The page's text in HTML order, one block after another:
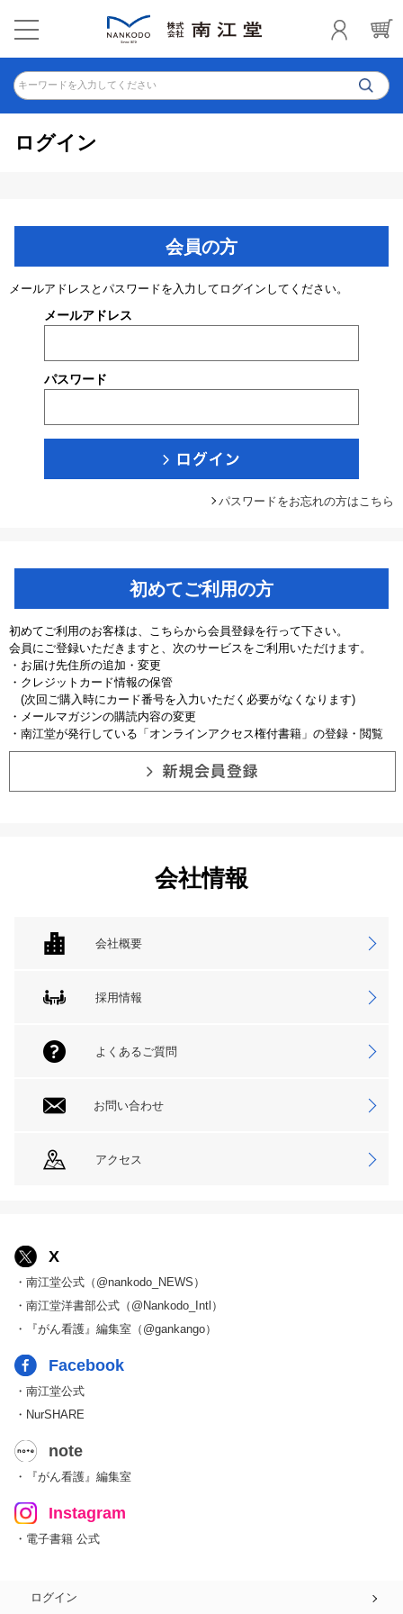
キーワードを入力してください
ログイン
会員の方
メールアドレスとパスワードを入力してログインしてください。
メールアドレス
パスワード
パスワードをお忘れの方はこちら
初めてご利用の方
初めてご利用のお客様は、こちらから会員登録を行って下さい。
会員にご登録いただきますと、次のサービスをご利用いただけます。
・お届け先住所の追加・変更
・クレジットカード情報の保管
(次回ご購入時にカード番号を入力いただく必要がなくなります)
・メールマガジンの購読内容の変更
・南江堂が発行している「オンラインアクセス権付書籍」の登録・閲覧
会社情報
会社概要
採用情報
よくあるご質問
お問い合わせ
アクセス
X
・南江堂公式（@nankodo_NEWS）
・南江堂洋書部公式（@Nankodo_Intl）
・『がん看護』編集室（@gankango）
Facebook
・南江堂公式
・NurSHARE
note
・『がん看護』編集室
Instagram
・電子書籍 公式
ログイン